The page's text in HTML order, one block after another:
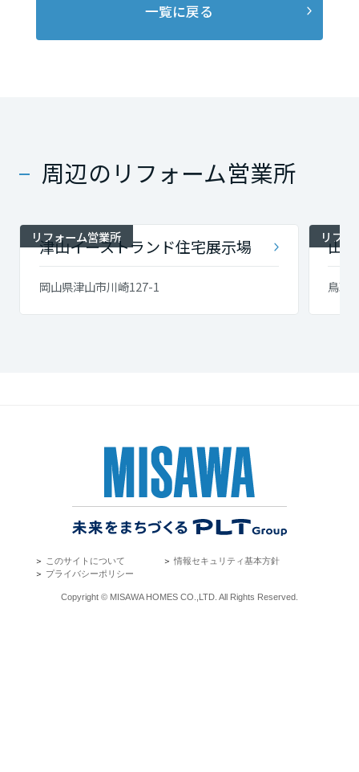
一覧に戻る
周辺のリフォーム営業所
リフォーム営業所
津山イーストランド住宅展示場
岡山県津山市川崎127-1
リフ
山
鳥取
＞ このサイトについて ＞情報セキュリティ基本方針
＞ プライバシーポリシー
Copyright © MISAWA HOMES CO.,LTD. All Rights Reserved.